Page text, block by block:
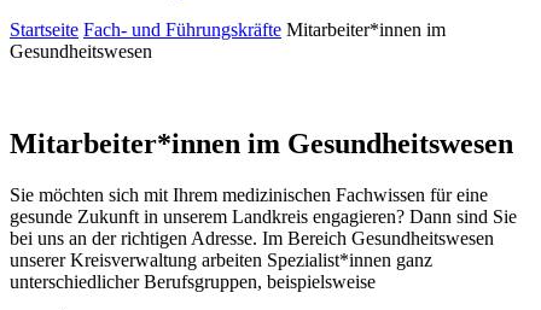
Startseite Fach- und Führungskräfte Mitarbeiter*innen im
Gesundheitswesen
Mitarbeiter*innen im Gesundheitswesen
Sie möchten sich mit Ihrem medizinischen Fachwissen für eine
gesunde Zukunft in unserem Landkreis engagieren? Dann sind Sie
bei uns an der richtigen Adresse. Im Bereich Gesundheitswesen
unserer Kreisverwaltung arbeiten Spezialist*innen ganz
unterschiedlicher Berufsgruppen, beispielsweise